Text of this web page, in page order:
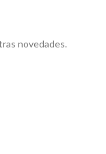
novedades.